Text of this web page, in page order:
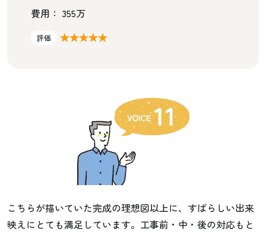
費用： 355万
評価 ★★★★★
こちらが描いていた完成の理想図以上に、すばらしい出来
映えにとても満足しています。工事前・中・後の対応もと